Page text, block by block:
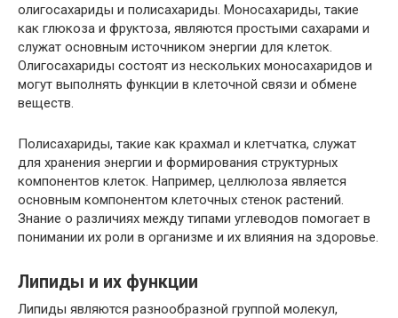
олигосахариды и полисахариды. Моносахариды, такие
как глюкоза и фруктоза, являются простыми сахарами и
служат основным источником энергии для клеток.
Олигосахариды состоят из нескольких моносахаридов и
могут выполнять функции в клеточной связи и обмене
веществ.
Полисахариды, такие как крахмал и клетчатка, служат
для хранения энергии и формирования структурных
компонентов клеток. Например, целлюлоза является
основным компонентом клеточных стенок растений.
Знание о различиях между типами углеводов помогает в
понимании их роли в организме и их влияния на здоровье.
Липиды и их функции
Липиды являются разнообразной группой молекул,